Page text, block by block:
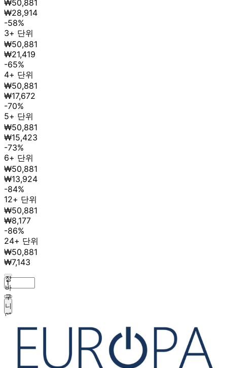
₩50,881
₩28,914
-58%
3+ 단위
₩50,881
₩21,419
-65%
4+ 단위
₩50,881
₩17,672
-70%
5+ 단위
₩50,881
₩15,423
-73%
6+ 단위
₩50,881
₩13,924
-84%
12+ 단위
₩50,881
₩8,177
-86%
24+ 단위
₩50,881
₩7,143
장
바
구
니
에